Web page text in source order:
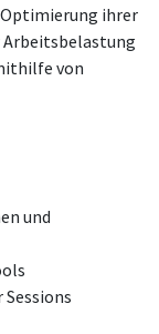
ihrer
Arbeitsbelastung
von
und